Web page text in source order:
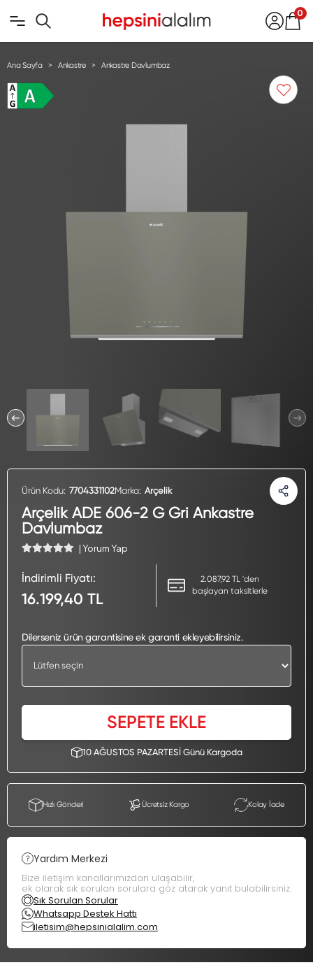
0
Ana Sayfa Ankastre Ankastre Davlumbaz
Ürün Kodu: 7704331102Marka: Arçelik
Arçelik ADE 606-2 G Gri Ankastre
Davlumbaz
| Yorum Yap
İndirimli Fiyatı:
16.199,40 TL
2.087,92 TL 'den
başlayan taksitlerle
Dilerseniz ürün garantisine ek garanti ekleyebilirsiniz.
SEPETE EKLE
10 AĞUSTOS PAZARTESİ Günü Kargoda
Hızlı Gönderi Ücretsiz Kargo Kolay İade
Yardım Merkezi
Bize iletişim kanallarımızdan ulaşabilir,
ek olarak sık sorulan sorulara göz atarak yanıt bulabilirsiniz.
Sık Sorulan Sorular
Whatsapp Destek Hattı
iletisim@hepsinialalim.com